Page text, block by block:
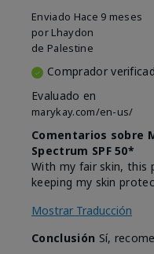
Enviado Hace 9 meses
por Lhaydon
de Palestine
Comprador
Evaluado en
marykay.com/en-us/
Comentarios sobre
Spectrum SPF 50*
With my fair skin, this
keeping my skin
Mostrar Traducción
Conclusión Sí,